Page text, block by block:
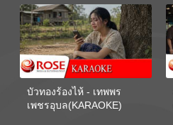
บัวทองร้องไห้ - เทพพร
เพชรอุบล(KARAOKE)